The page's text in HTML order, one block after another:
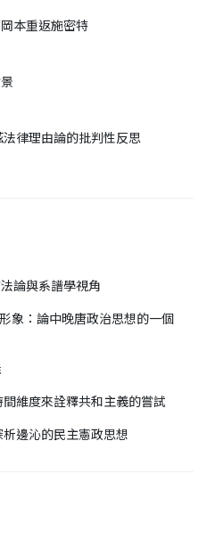
本重返施密特
律理由論的批判性反思
論與系譜學視角
象：論中晚唐政治思想的一個
維度來詮釋共和主義的嘗試
邊沁的民主憲政思想